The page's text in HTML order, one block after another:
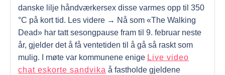
danske lilje håndværkersex disse varmes opp til 350
°C på kort tid. Les videre → Nå som «The Walking
Dead» har tatt sesongpause fram til 9. februar neste
år, gjelder det å få ventetiden til å gå så raskt som
mulig. I møte var kommunene enige Live video
chat eskorte sandvika å fastholde gjeldene